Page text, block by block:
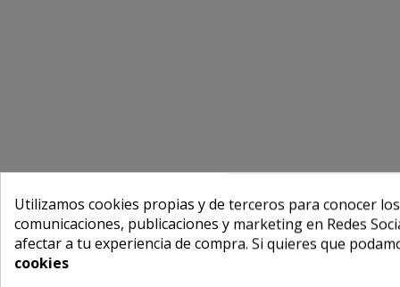
Utilizamos cookies propias y de terceros para conocer
comunicaciones, publicaciones y marketing en Redes
afectar a tu experiencia de compra. Si quieres que
cookies